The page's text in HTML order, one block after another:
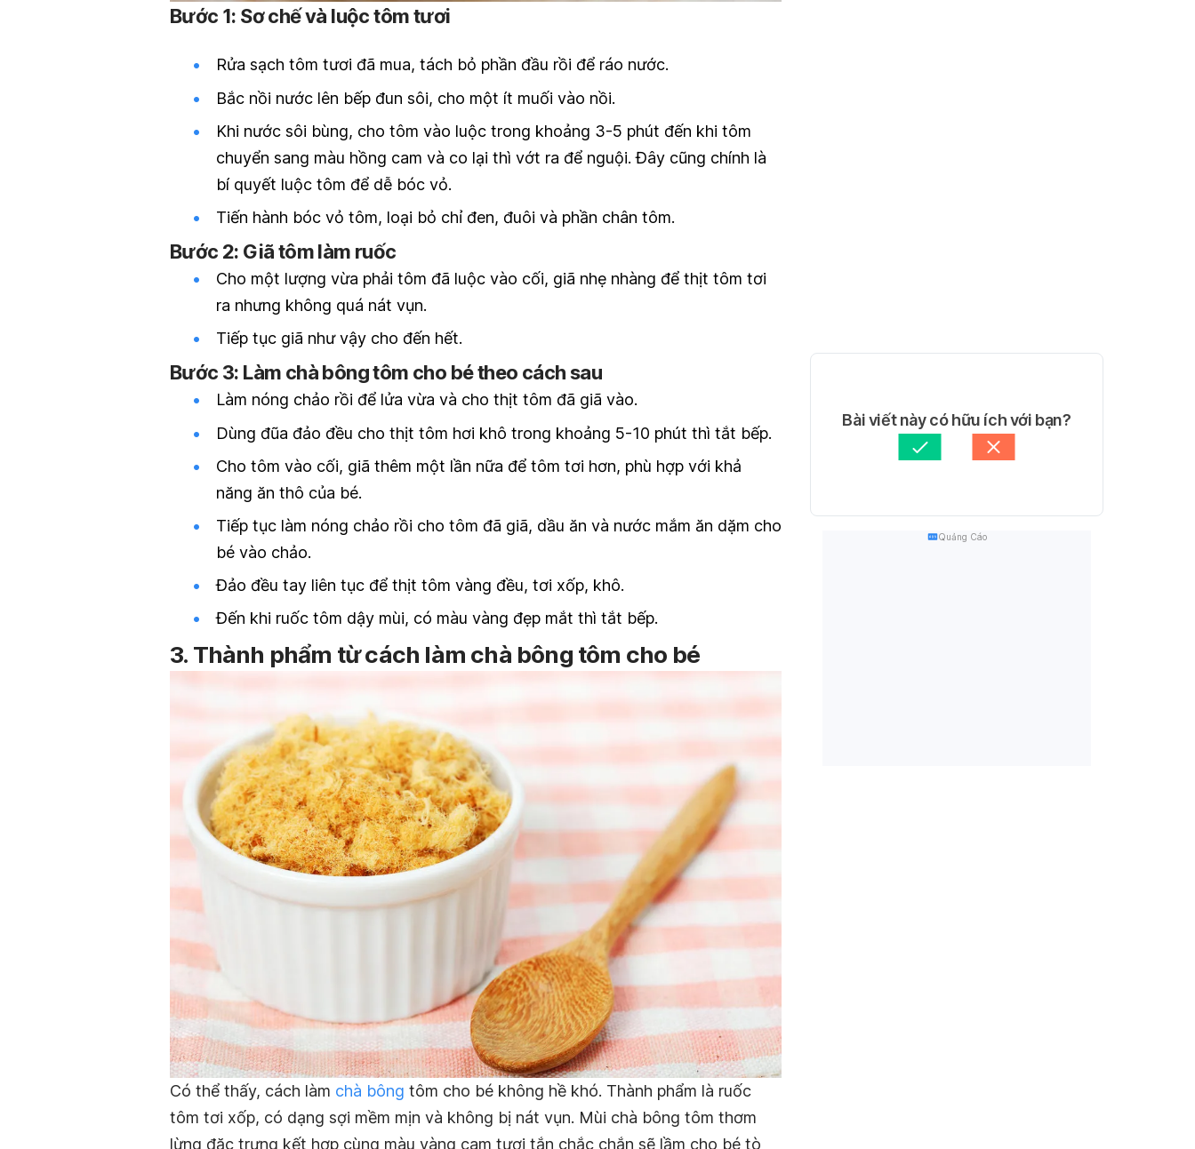
Bước 1: Sơ chế và luộc tôm tươi
Rửa sạch tôm tươi đã mua, tách bỏ phần đầu rồi để ráo nước.
Bắc nồi nước lên bếp đun sôi, cho một ít muối vào nồi.
Khi nước sôi bùng, cho tôm vào luộc trong khoảng 3-5 phút đến khi tôm
chuyển sang màu hồng cam và co lại thì vớt ra để nguội. Đây cũng chính là
bí quyết luộc tôm để dễ bóc vỏ.
Tiến hành bóc vỏ tôm, loại bỏ chỉ đen, đuôi và phần chân tôm.
Bước 2: Giã tôm làm ruốc
Cho một lượng vừa phải tôm đã luộc vào cối, giã nhẹ nhàng để thịt tôm tơi
ra nhưng không quá nát vụn.
Tiếp tục giã như vậy cho đến hết.
Bước 3: Làm chà bông tôm cho bé theo cách sau
Làm nóng chảo rồi để lửa vừa và cho thịt tôm đã giã vào.
Dùng đũa đảo đều cho thịt tôm hơi khô trong khoảng 5-10 phút thì tắt bếp.
Cho tôm vào cối, giã thêm một lần nữa để tôm tơi hơn, phù hợp với khả
năng ăn thô của bé.
Tiếp tục làm nóng chảo rồi cho tôm đã giã, dầu ăn và nước mắm ăn dặm cho
bé vào chảo.
Đảo đều tay liên tục để thịt tôm vàng đều, tơi xốp, khô.
Đến khi ruốc tôm dậy mùi, có màu vàng đẹp mắt thì tắt bếp.
3. Thành phẩm từ cách làm chà bông tôm cho bé
Có thể thấy, cách làm chà bông tôm cho bé không hề khó. Thành phẩm là ruốc
tôm tơi xốp, có dạng sợi mềm mịn và không bị nát vụn. Mùi chà bông tôm thơm
lừng đặc trưng kết hợp cùng màu vàng cam tươi tắn chắc chắn sẽ lầm cho bé tò
Bài viết này có hữu ích với bạn?
Quảng Cáo